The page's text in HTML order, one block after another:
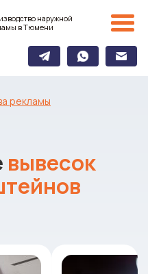
наружной
в Тюмени
рекламы
вывесок